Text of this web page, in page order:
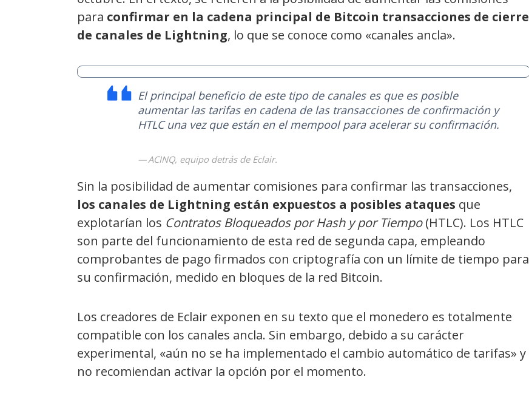
para confirmar en la cadena principal de Bitcoin transacciones de cierre
de canales de Lightning, lo que se conoce como «canales ancla».
El principal beneficio de este tipo de canales es que es posible
aumentar las tarifas en cadena de las transacciones de confirmación y
HTLC una vez que están en el mempool para acelerar su confirmación.
ACINQ, equipo detrás de Eclair.
Sin la posibilidad de aumentar comisiones para confirmar las transacciones,
los canales de Lightning están expuestos a posibles ataques que
explotarían los Contratos Bloqueados por Hash y por Tiempo(HTLC). Los HTLC
son parte del funcionamiento de esta red de segunda capa, empleando
comprobantes de pago firmados con criptografía con un límite de tiempo para
su confirmación, medido en bloques de la red Bitcoin.
Los creadores de Eclair exponen en su texto que el monedero es totalmente
compatible con los canales ancla. Sin embargo, debido a su carácter
experimental, «aún no se ha implementado el cambio automático de tarifas» y
no recomiendan activar la opción por el momento.